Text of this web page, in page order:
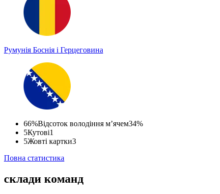
Румунія Боснія і Герцеговина
66%Відсоток володіння м’ячем34%
5Кутові1
5Жовті картки3
Повна статистика
склади команд